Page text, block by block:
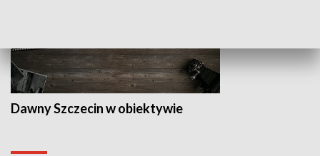
Dawny Szczecin w obiektywie